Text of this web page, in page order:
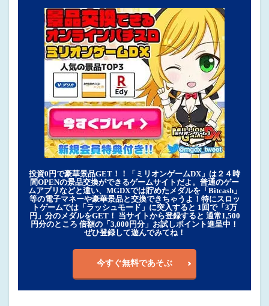
投資0円で豪華景品GET！！「ミリオンゲームDX」は２４時
間OPENの景品交換ができるゲームサイトだよ。普通のゲー
ムアプリなどと違い、MGDXでは貯めたメダルを「Bitcash」
等の電子マネーや豪華景品と交換できちゃうよ！特にスロッ
トゲームでは「ラッシュモード」に突入すると 1回で「3万
円」分のメダルをGET！ 当サイトから登録すると 通常1,500
円分のところ 倍額の「3,000円分」お試しポイント進呈中！
ぜひ登録して遊んでみてね！
今すぐ無料であそぶ